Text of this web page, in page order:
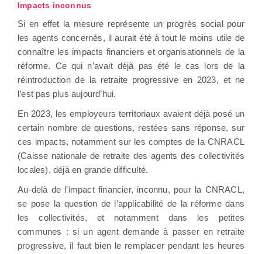
Impacts inconnus
Si en effet la mesure représente un progrès social pour
les agents concernés, il aurait été à tout le moins utile de
connaître les impacts financiers et organisationnels de la
réforme. Ce qui n’avait déjà pas été le cas lors de la
réintroduction de la retraite progressive en 2023, et ne
l’est pas plus aujourd’hui.
En 2023, les employeurs territoriaux avaient déjà posé un
certain nombre de questions, restées sans réponse, sur
ces impacts, notamment sur les comptes de la CNRACL
(Caisse nationale de retraite des agents des collectivités
locales), déjà en grande difficulté.
Au-delà de l’impact financier, inconnu, pour la CNRACL,
se pose la question de l’applicabilité de la réforme dans
les collectivités, et notamment dans les petites
communes : si un agent demande à passer en retraite
progressive, il faut bien le remplacer pendant les heures